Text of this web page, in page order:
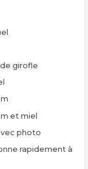
girofle
et miel
photo
rapidement à